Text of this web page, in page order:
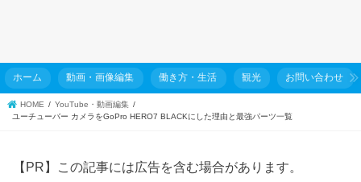
ホーム 動画・画像編集 働き方・生活 観光 お問い合わせ
HOME
YouTube・動画編集
ユーチューバー カメラをGoPro HERO7 BLACKにした理由と最強パーツ一覧
【PR】この記事には広告を含む場合があります。